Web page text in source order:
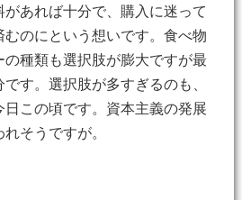
あれば十分で、購入に迷って
むのにという想いです。食べ物
の種類も選択肢が膨大ですが最
す。選択肢が多すぎるのも、
この頃です。資本主義の発展
そうですが。